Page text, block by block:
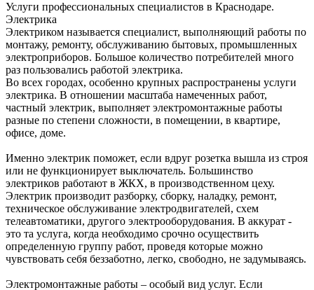
Услуги профессиональных специалистов в Краснодаре.
Электрика
Электриком называется специалист, выполняющий работы по
монтажу, ремонту, обслуживанию бытовых, промышленных
электроприборов. Большое количество потребителей много
раз пользовались работой электрика.
Во всех городах, особенно крупных распространены услуги
электрика. В отношении масштаба намеченных работ,
частный электрик, выполняет электромонтажные работы
разные по степени сложности, в помещении, в квартире,
офисе, доме.
Именно электрик поможет, если вдруг розетка вышла из строя
или не функционирует выключатель. Большинство
электриков работают в ЖКХ, в производственном цеху.
Электрик производит разборку, сборку, наладку, ремонт,
техническое обслуживание электродвигателей, схем
телеавтоматики, другого электрооборудования. В аккурат -
это та услуга, когда необходимо срочно осуществить
определенную группу работ, проведя которые можно
чувствовать себя беззаботно, легко, свободно, не задумываясь.
Электромонтажные работы – особый вид услуг. Если